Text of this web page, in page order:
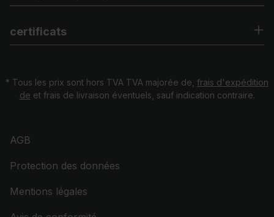
certificats
* Tous les prix sont hors TVA TVA majorée de, frais d'expédition
de et frais de livraison éventuels, sauf indication contraire.
AGB
Protection des données
Mentions légales